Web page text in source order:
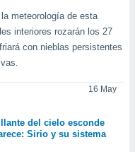
meteorología de esta
interiores rozarán los 27
con nieblas persistentes
16 May
del cielo esconde
Sirio y su sistema